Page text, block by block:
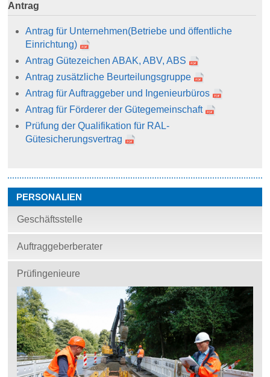
Antrag
Antrag für Unternehmen(Betriebe und öffentliche
Einrichtung)
Antrag Gütezeichen ABAK, ABV, ABS
Antrag zusätzliche Beurteilungsgruppe
Antrag für Auftraggeber und Ingenieurbüros
Antrag für Förderer der Gütegemeinschaft
Prüfung der Qualifikation für RAL-
Gütesicherungsvertrag
PERSONALIEN
Geschäftsstelle
Auftraggeberberater
Prüfingenieure